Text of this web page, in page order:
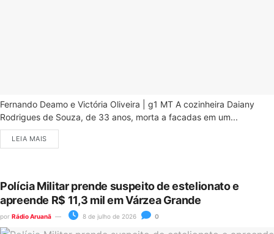
Fernando Deamo e Victória Oliveira | g1 MT A cozinheira Daiany
Rodrigues de Souza, de 33 anos, morta a facadas em um...
LEIA MAIS
Polícia Militar prende suspeito de estelionato e
apreende R$ 11,3 mil em Várzea Grande
por Rádio Aruanã 8 de julho de 2026 0